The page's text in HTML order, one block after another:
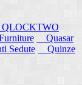
Quasar
Sedute
Quinze